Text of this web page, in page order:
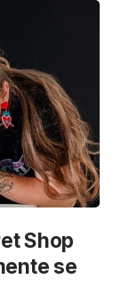
Shop
se